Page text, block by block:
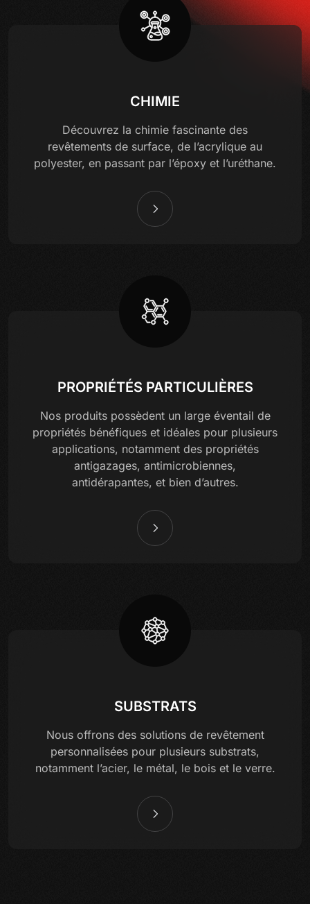
CHIMIE
Découvrez la chimie fascinante des
revêtements de surface, de l’acrylique au
polyester, en passant par l’époxy et l’uréthane.
PROPRIÉTÉS PARTICULIÈRES
Nos produits possèdent un large éventail de
propriétés bénéfiques et idéales pour plusieurs
applications, notamment des propriétés
antigazages, antimicrobiennes,
antidérapantes, et bien d’autres.
SUBSTRATS
Nous offrons des solutions de revêtement
personnalisées pour plusieurs substrats,
notamment l’acier, le métal, le bois et le verre.